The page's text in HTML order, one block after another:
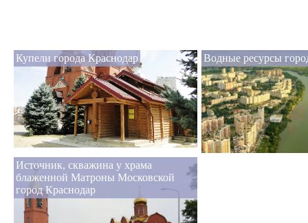
Купели города Краснодар Водные ресурсы
Источник, скважина у храма
блаженной Матроны Московской
город Краснодар